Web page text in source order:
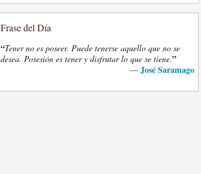
Frase del Día
“Tener no es poseer. Puede tenerse aquello que no se
desea. Posesión es tener y disfrutar lo que se tiene.”
— José Saramago